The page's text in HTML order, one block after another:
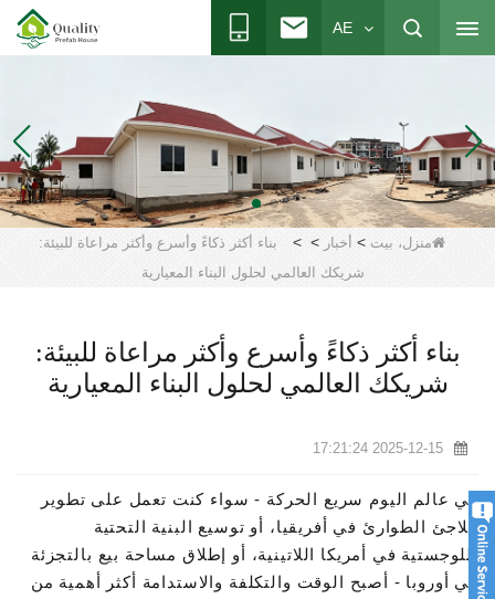
AE
منزل، بيت > أخبار >
>
بناء أكثر ذكاءً وأسرع وأكثر مراعاة للبيئة:
شريكك العالمي لحلول البناء المعيارية
بناء أكثر ذكاءً وأسرع وأكثر مراعاة للبيئة:
شريكك العالمي لحلول البناء المعيارية
2025-12-15 17:21:24
في عالم اليوم سريع الحركة - سواء كنت تعمل على تطوير
ملاجئ الطوارئ في أفريقيا، أو توسيع البنية التحتية
اللوجستية في أمريكا اللاتينية، أو إطلاق مساحة بيع بالتجزئة
في أوروبا - أصبح الوقت والتكلفة والاستدامة أكثر أهمية من